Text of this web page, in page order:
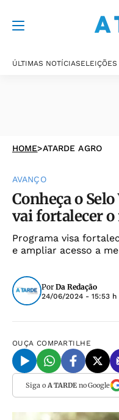
ÚLTIMAS NOTÍCIAS
HOME>ATARDE AGRO
AVANÇO
Conheça o
vai fortalecer
Programa visa
e ampliar acesso a
Por Da Redação
24/06/2024 - 15:53 h
OUÇA COMPARTILHE
Siga o A TARDEno Google